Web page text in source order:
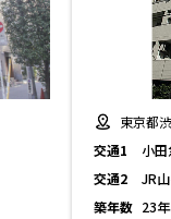
東京都
交通1
小
交通2
JR
築年数 23年